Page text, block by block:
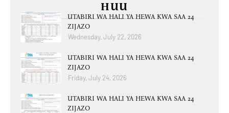
HUU
UTABIRI WA HALI YA HEWA KWA SAA 24
ZIJAZO
Wednesday, July 22, 2026
UTABIRI WA HALI YA HEWA KWA SAA 24
ZIJAZO
Friday, July 24, 2026
UTABIRI WA HALI YA HEWA KWA SAA 24
ZIJAZO